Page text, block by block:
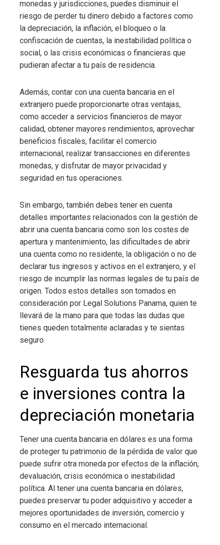
monedas y jurisdicciones, puedes disminuir el
riesgo de perder tu dinero debido a factores como
la depreciación, la inflación, el bloqueo o la
confiscación de cuentas, la inestabilidad política o
social, o las crisis económicas o financieras que
pudieran afectar a tu país de residencia.
Además, contar con una cuenta bancaria en el
extranjero puede proporcionarte otras ventajas,
como acceder a servicios financieros de mayor
calidad, obtener mayores rendimientos, aprovechar
beneficios fiscales, facilitar el comercio
internacional, realizar transacciones en diferentes
monedas, y disfrutar de mayor privacidad y
seguridad en tus operaciones.
Sin embargo, también debes tener en cuenta
detalles importantes relacionados con la gestión de
abrir una cuenta bancaria como son los costes de
apertura y mantenimiento, las dificultades de abrir
una cuenta como no residente, la obligación o no de
declarar tus ingresos y activos en el extranjero, y el
riesgo de incumplir las normas legales de tu país de
origen. Todos estos detalles son tomados en
consideración por Legal Solutions Panama, quien te
llevará de la mano para que todas las dudas que
tienes queden totalmente aclaradas y te sientas
seguro.
Resguarda tus ahorros
e inversiones contra la
depreciación monetaria
Tener una cuenta bancaria en dólares es una forma
de proteger tu patrimonio de la pérdida de valor que
puede sufrir otra moneda por efectos de la inflación,
devaluación, crisis económica o inestabilidad
política. Al tener una cuenta bancaria en dólares,
puedes preservar tu poder adquisitivo y acceder a
mejores oportunidades de inversión, comercio y
consumo en el mercado internacional.